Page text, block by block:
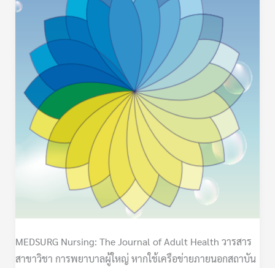
MEDSURG Nursing: The Journal of Adult Health วารสาร
สาขาวิชา การพยาบาลผู้ใหญ่ หากใช้เครือข่ายภายนอกสถาบัน